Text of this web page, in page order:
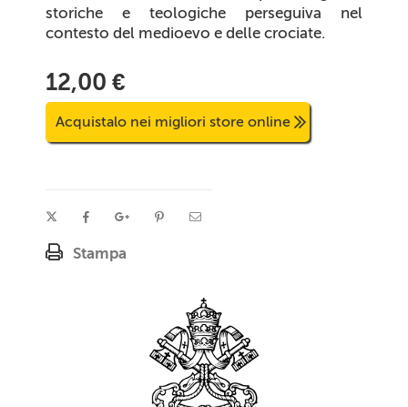
storiche e teologiche perseguiva nel
contesto del medioevo e delle crociate.
12,00 €
Acquistalo nei migliori store online
Stampa